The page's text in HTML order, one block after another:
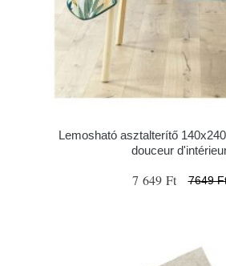
Lemosható asztalterítő
douceur
7 649 Ft 7649